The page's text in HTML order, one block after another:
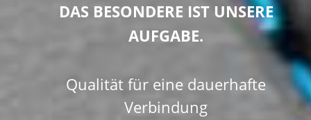
DAS BESONDERE IST UNSERE
AUFGABE.
Qualität für eine dauerhafte
Verbindung